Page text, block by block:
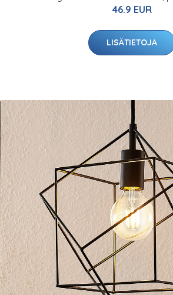
46.9 EUR
LISÄTIETOJA